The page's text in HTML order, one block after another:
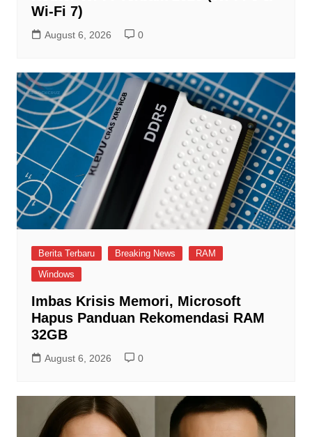
Wi-Fi 7)
August 6, 2026 0
Berita Terbaru Breaking News
RAM
Windows
Imbas Krisis Memori, Microsoft
Hapus Panduan Rekomendasi RAM
32GB
August 6, 2026 0